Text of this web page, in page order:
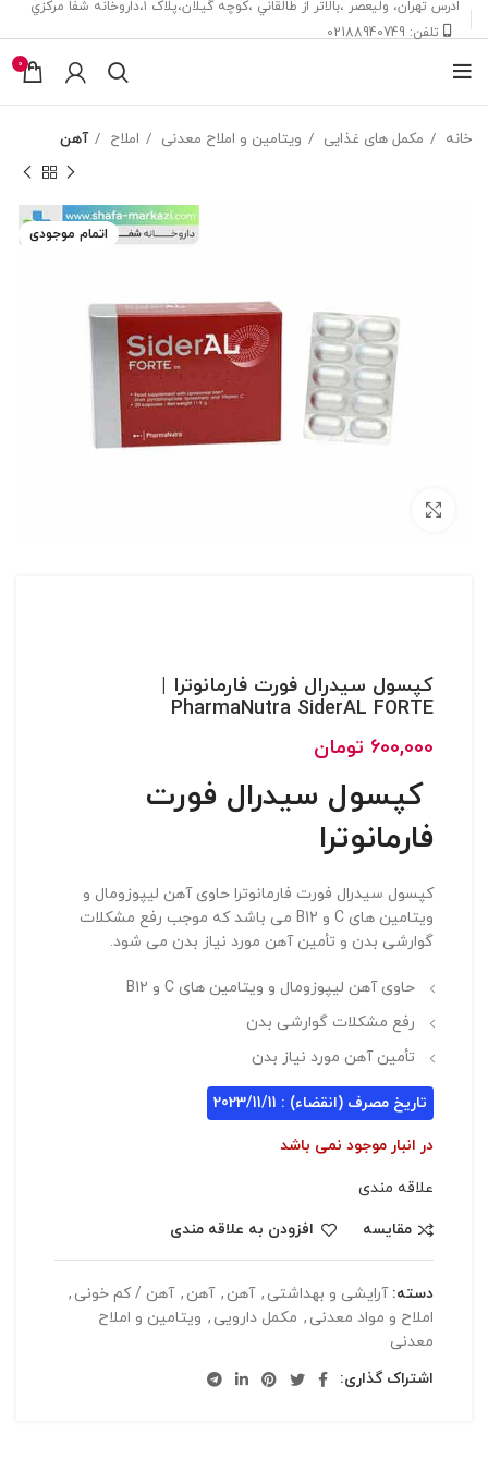
ادرس تهران، ‎وليعصر ،بالاتر از طالقاني ،كوچه گيلان،پلاک ۱،داروخانه شفا مركزي
تلفن: 02188940749
0
خانه مکمل های غذایی ویتامین و املاح معدنی املاح آهن
اتمام موجودی
کپسول سیدرال فورت فارمانوترا |
PharmaNutra SiderAL FORTE
600,000 تومان
کپسول سیدرال فورت
فارمانوترا
کپسول سیدرال فورت فارمانوترا حاوی آهن لیپوزومال و
ویتامین های C و B12 می باشد که موجب رفع مشکلات
گوارشی بدن و تأمین آهن مورد نیاز بدن می شود.
حاوی آهن لیپوزومال و ویتامین های C و B12
رفع مشکلات گوارشی بدن
تأمین آهن مورد نیاز بدن
تاریخ مصرف (انقضاء) : 2023/11/11
در انبار موجود نمی باشد
علاقه مندی
مقایسه
افزودن به علاقه مندی
دسته: آرایشی و بهداشتی , آهن , آهن , آهن / کم خونی ,
املاح و مواد معدنی , مکمل دارویی , ویتامین و املاح
معدنی
اشتراک گذاری: